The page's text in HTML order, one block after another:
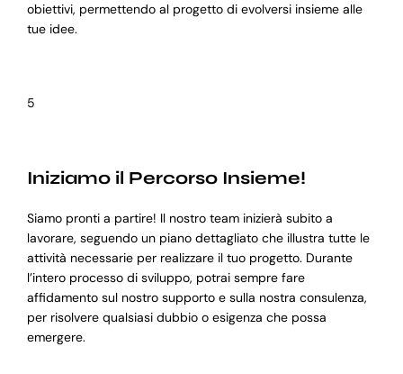
obiettivi, permettendo al progetto di evolversi insieme alle
tue idee.
5
Iniziamo il Percorso Insieme!
Siamo pronti a partire! Il nostro team inizierà subito a
lavorare, seguendo un piano dettagliato che illustra tutte le
attività necessarie per realizzare il tuo progetto. Durante
l’intero processo di sviluppo, potrai sempre fare
affidamento sul nostro supporto e sulla nostra consulenza,
per risolvere qualsiasi dubbio o esigenza che possa
emergere.